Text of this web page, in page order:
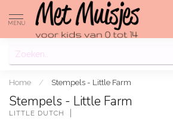
MENU
Home / Stempels - Little Farm
Stempels - Little Farm
LITTLE DUTCH